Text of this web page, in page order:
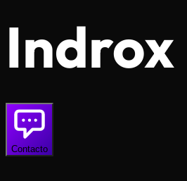
Indrox
Contacto